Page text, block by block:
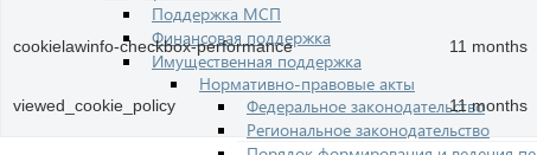
Поддержка МСП
Финансовая поддержка
Имущественная поддержка
Нормативно-правовые акты
Федеральное законодательство
Региональное законодательство
cookielawinfo-checkbox-performance 11 months
viewed_cookie_policy 11 months